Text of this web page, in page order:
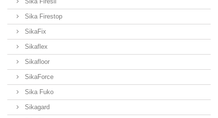
Sika Firestop
SikaFix
Sikaflex
Sikafloor
SikaForce
Sika Fuko
Sikagard